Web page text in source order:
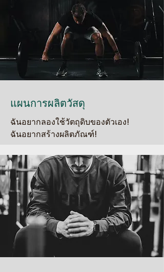
แผนการผลิตวัสดุ
ฉันอยากลองใช้วัตถุดิบของตัวเอง!
ฉันอยากสร้างผลิตภัณฑ์!